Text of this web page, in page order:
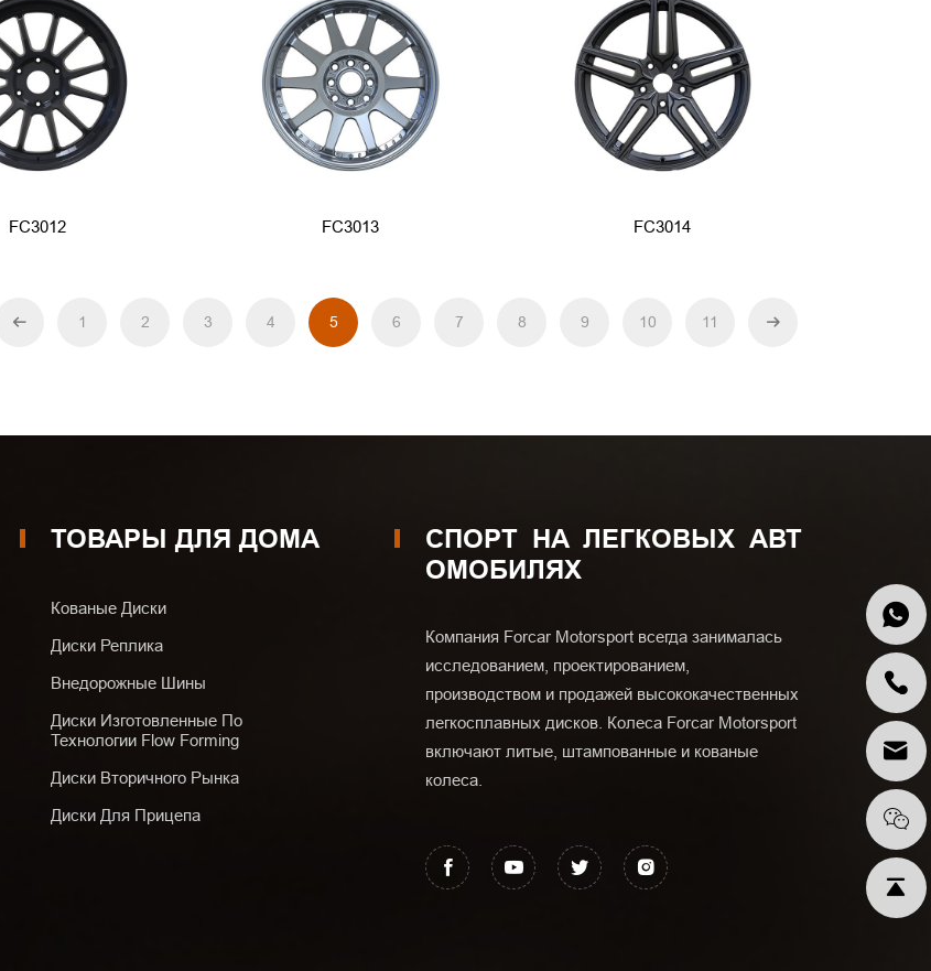
FC3012 FC3013 FC3014
1 2 3 4 5 6 7 8 9 10 11
ТОВАРЫ ДЛЯ ДОМА
Кованые Диски
Диски Реплика
Внедорожные Шины
Диски Изготовленные По
Технологии Flow Forming
Диски Вторичного Рынка
Диски Для Прицепа
СПОРТ НА ЛЕГКОВЫХ АВТ
ОМОБИЛЯХ
Компания Forcar Motorsport всегда занималась
исследованием, проектированием,
производством и продажей высококачественных
легкосплавных дисков. Колеса Forcar Motorsport
включают литые, штампованные и кованые
колеса.